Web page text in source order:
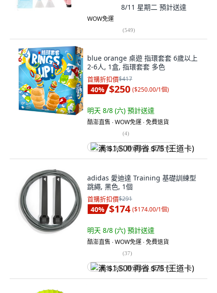
8/11 星期二 預計送達
WOW免運
(549)
blue orange 桌遊 指環套套 6歲以上
2-6人, 1盒, 指環套套 多色
首購折扣價$417
40% $250 ($250.00/1個)
明天 8/8 (六) 預計送達
酷澎直售 ∙ WOW免運 ∙ 免費退貨
(4)
满 $1,500 再省 $75 (王道卡)
adidas 愛迪達 Training 基礎訓練型
跳繩, 黑色, 1個
首購折扣價$291
40% $174 ($174.00/1個)
明天 8/8 (六) 預計送達
酷澎直售 ∙ WOW免運 ∙ 免費退貨
(37)
满 $1,500 再省 $75 (王道卡)